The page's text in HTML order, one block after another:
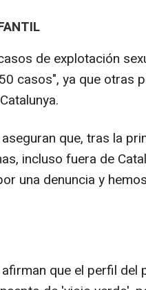
de explotación
casos", ya que otras
que, tras la
incluso fuera de
una denuncia y
que el perfil del